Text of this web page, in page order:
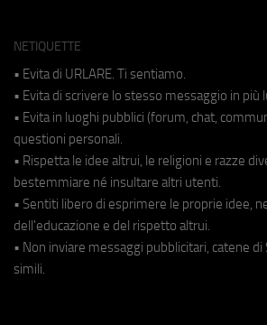
NETIQUETTE
• Evita di URLARE. Ti sentiamo.
• Evita di scrivere lo stesso messaggio in più
• Evita in luoghi pubblici (forum, chat,
questioni personali.
• Rispetta le idee altrui, le religioni e razze
bestemmiare né insultare altri utenti.
• Sentiti libero di esprimere le proprie idee,
dell'educazione e del rispetto altrui.
• Non inviare messaggi pubblicitari, catene
simili.